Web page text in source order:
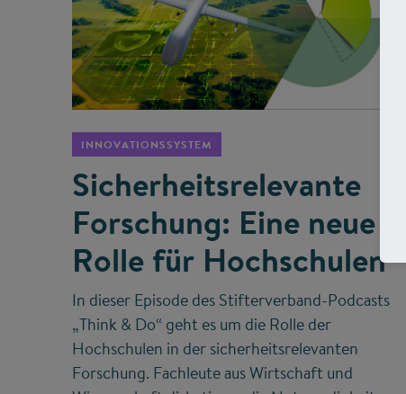
INNOVATIONSSYSTEM
Sicherheitsrelevante
Forschung: Eine neue
Rolle für Hochschulen
In dieser Episode des Stifterverband-Podcasts
„Think & Do“ geht es um die Rolle der
Hochschulen in der sicherheitsrelevanten
Forschung. Fachleute aus Wirtschaft und